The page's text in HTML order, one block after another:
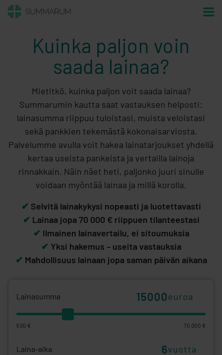
Lainasumma euroa
500 € 70 000 €
Laina-aika vuotta
Kuinka paljon voin
saada lainaa?
Mietitkö, kuinka paljon voit saada lainaa?
Summarumin kautta saat vastauksen helposti:
lainasumma riippuu tuloistasi, muista veloistasi
sekä pankkien tekemästä kokonaisarviosta.
Palvelumme avulla voit hakea lainatarjoukset yhdellä
kertaa useista pankeista ja vertailla lainoja
rinnakkain. Näin näet heti, paljonko juuri sinulle
voidaan myöntää lainaa ja millä korolla.
✔ Selvitä lainakykysi nopeasti ja luotettavasti
✔ Lainaa jopa 70 000 € riippuen tilanteestasi
✔ Ilmainen lainavertailu, ei sitoumuksia
✔ Yksi hakemus – useita vastauksia
✔ Mahdollisuus lainaan jopa saman päivän aikana